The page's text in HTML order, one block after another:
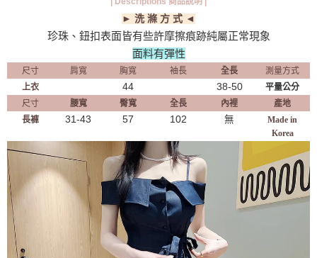
► 洗 滌 方 式 ◄
珍珠、鈕扣表面皆有些許摩擦痕跡純屬正常現象
面料有彈性
尺寸 肩寬 胸寬 袖長 全長
測量方式
上衣
44 38-50
平量公分
尺寸
腰寬 臀寬 全長 內裡
產地
長褲
31-43 57 102 無
Made in
Korea